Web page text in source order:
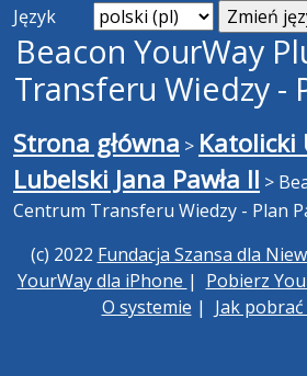
Język
Beacon YourWay
Transferu Wiedzy -
Strona główna > Katolicki
Lubelski Jana Pawła II >
Centrum Transferu Wiedzy - Plan
(c) 2022 Fundacja Szansa dla
YourWay dla iPhone | Pobierz
O systemie | Jak